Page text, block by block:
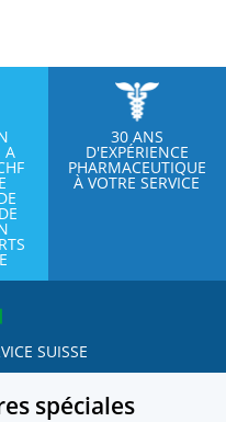
A
30 ANS
D'EXPÉRIENCE
PHARMACEUTIQUE
À VOTRE SERVICE
SUISSE
spéciales